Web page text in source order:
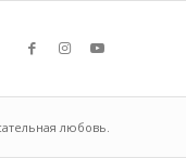
любовь.